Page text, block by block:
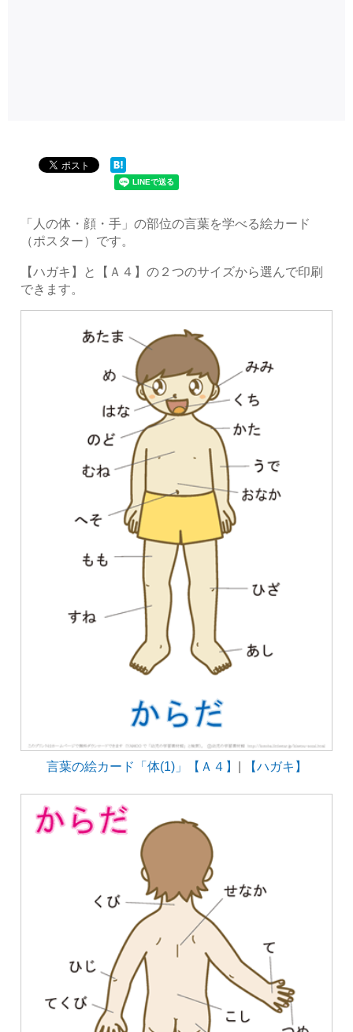
「人の体・顔・手」の部位の言葉を学べる絵カード
（ポスター）です。
【ハガキ】と【Ａ４】の２つのサイズから選んで印刷
できます。
言葉の絵カード「体(1)」【Ａ４】 | 【ハガキ】